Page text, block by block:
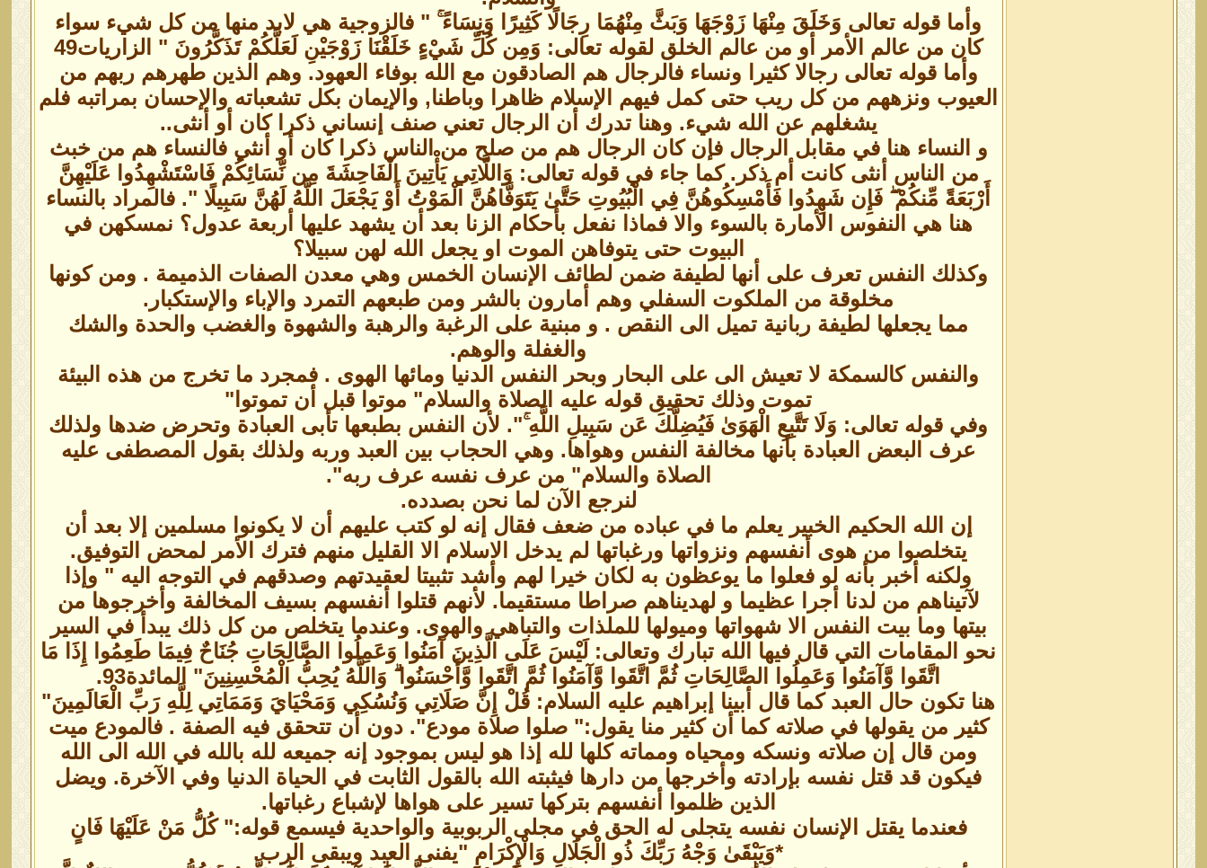
وأما قوله تعالى وَخَلَقَ مِنْهَا زَوْجَهَا وَبَثَّ مِنْهُمَا رِجَالًا كَثِيرًا وَنِسَاءً ۚ " فالزوجية هي لابد منها من كل شيء سواء
كان من عالم الأمر أو من عالم الخلق لقوله تعالى: وَمِن كُلِّ شَيْءٍ خَلَقْنَا زَوْجَيْنِ لَعَلَّكُمْ تَذَكَّرُونَ " الزاريات49
وأما قوله تعالى رجالا كثيرا ونساء فالرجال هم الصادقون مع الله بوفاء العهود. وهم الذين طهرهم ربهم من
العيوب ونزههم من كل ريب حتى كمل فيهم الإسلام ظاهرا وباطنا, والإيمان بكل تشعباته والإحسان بمراتبه فلم
يشغلهم عن الله شيء. وهنا تدرك أن الرجال تعني صنف إنساني ذكرا كان أو أنثى..
و النساء هنا في مقابل الرجال فإن كان الرجال هم من صلح من الناس ذكرا كان أو أنثي فالنساء هم من خبث
من الناس أنثى كانت أم ذكر. كما جاء في قوله تعالى: وَاللَّاتِي يَأْتِينَ الْفَاحِشَةَ مِن نِّسَائِكُمْ فَاسْتَشْهِدُوا عَلَيْهِنَّ
أَرْبَعَةً مِّنكُمْ ۖ فَإِن شَهِدُوا فَأَمْسِكُوهُنَّ فِي الْبُيُوتِ حَتَّىٰ يَتَوَفَّاهُنَّ الْمَوْتُ أَوْ يَجْعَلَ اللَّهُ لَهُنَّ سَبِيلًا ". فالمراد بالنساء
هنا هي النفوس الأمارة بالسوء والا فماذا نفعل بأحكام الزنا بعد أن يشهد عليها أربعة عدول؟ نمسكهن في
البيوت حتى يتوفاهن الموت او يجعل الله لهن سبيلا؟
وكذلك النفس تعرف على أنها لطيفة ضمن لطائف الإنسان الخمس وهي معدن الصفات الذميمة . ومن كونها
مخلوقة من الملكوت السفلي وهم أمارون بالشر ومن طبعهم التمرد والإباء والإستكبار.
مما يجعلها لطيفة ربانية تميل الى النقص . و مبنية على الرغبة والرهبة والشهوة والغضب والحدة والشك
والغفلة والوهم.
والنفس كالسمكة لا تعيش الى على البحار وبحر النفس الدنيا ومائها الهوى . فمجرد ما تخرج من هذه البيئة
تموت وذلك تحقيق قوله عليه الصلاة والسلام" موتوا قبل أن تموتوا"
وفي قوله تعالى: وَلَا تَتَّبِعِ الْهَوَىٰ فَيُضِلَّكَ عَن سَبِيلِ اللَّهِ ۚ". لأن النفس بطبعها تأبى العبادة وتحرض ضدها ولذلك
عرف البعض العبادة بأنها مخالفة النفس وهواها. وهي الحجاب بين العبد وربه ولذلك بقول المصطفى عليه
الصلاة والسلام" من عرف نفسه عرف ربه".
لنرجع الآن لما نحن بصدده.
إن الله الحكيم الخبير يعلم ما في عباده من ضعف فقال إنه لو كتب عليهم أن لا يكونوا مسلمين إلا بعد أن
يتخلصوا من هوى أنفسهم ونزواتها ورغباتها لم يدخل الاسلام الا القليل منهم فترك الأمر لمحض التوفيق.
ولكنه أخبر بأنه لو فعلوا ما يوعظون به لكان خيرا لهم وأشد تثبيتا لعقيدتهم وصدقهم في التوجه اليه " وإذا
لآتيناهم من لدنا أجرا عظيما و لهديناهم صراطا مستقيما. لأنهم قتلوا أنفسهم بسيف المخالفة وأخرجوها من
بيتها وما بيت النفس الا شهواتها وميولها للملذات والتباهي والهوى. وعندما يتخلص من كل ذلك يبدأ في السير
نحو المقامات التي قال فيها الله تبارك وتعالى: لَيْسَ عَلَى الَّذِينَ آمَنُوا وَعَمِلُوا الصَّالِحَاتِ جُنَاحٌ فِيمَا طَعِمُوا إِذَا مَا
اتَّقَوا وَّآمَنُوا وَعَمِلُوا الصَّالِحَاتِ ثُمَّ اتَّقَوا وَّآمَنُوا ثُمَّ اتَّقَوا وَّأَحْسَنُوا ۗ وَاللَّهُ يُحِبُّ الْمُحْسِنِينَ" المائدة93.
هنا تكون حال العبد كما قال أبينا إبراهيم عليه السلام: قُلْ إِنَّ صَلَاتِي وَنُسُكِي وَمَحْيَايَ وَمَمَاتِي لِلَّهِ رَبِّ الْعَالَمِينَ"
كثير من يقولها في صلاته كما أن كثير منا يقول:" صلوا صلاة مودع". دون أن تتحقق فيه الصفة . فالمودع ميت
ومن قال إن صلاته ونسكه ومحياه ومماته كلها لله إذا هو ليس بموجود إنه جميعه لله بالله في الله الى الله
فيكون قد قتل نفسه بإرادته وأخرجها من دارها فيثبته الله بالقول الثابت في الحياة الدنيا وفي الآخرة. ويضل
الذين ظلموا أنفسهم بتركها تسير على هواها لإشباع رغباتها.
فعندما يقتل الإنسان نفسه يتجلى له الحق في مجلى الربوبية والواحدية فيسمع قوله:" كُلُّ مَنْ عَلَيْهَا فَانٍ
*وَيَبْقَىٰ وَجْهُ رَبِّكَ ذُو الْجَلَالِ وَالْإِكْرَامِ "يفنى العبد ويبقى الرب.